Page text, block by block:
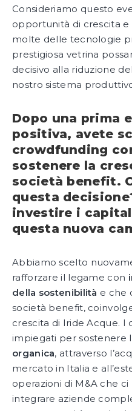
Consideriamo questo
opportunità di crescita
molte delle tecnologie
prestigiosa vetrina
decisivo alla riduzione
nostro sistema
Dopo una prima
positiva, avete
crowdfunding
sostenere la
società benefit.
questa
investire i
questa nuova
Abbiamo scelto
rafforzare il legame con
della sostenibilità e che
società benefit,
crescita di Iride Acque. I
impiegati per sostenere
organica, attraverso
mercato in Italia e
operazioni di M&A che
integrare aziende